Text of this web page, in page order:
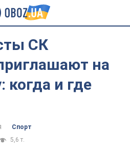
СК
на
когда и где
Спорт
5,6 т.